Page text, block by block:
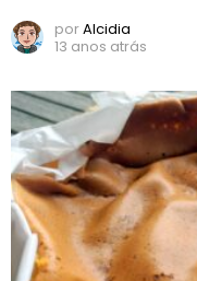
porAlcidia
13 anos atrás